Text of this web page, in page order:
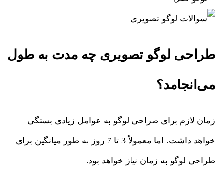
طراحی لوگو تصویری چه مدت به طول
می‌انجامد؟
زمان لازم برای طراحی لوگو به عوامل زیادی بستگی
خواهد داشت. اما معمولاً 3 تا 7 روز به طور میانگین برای
طراحی لوگو به زمان نیاز خواهد بود.